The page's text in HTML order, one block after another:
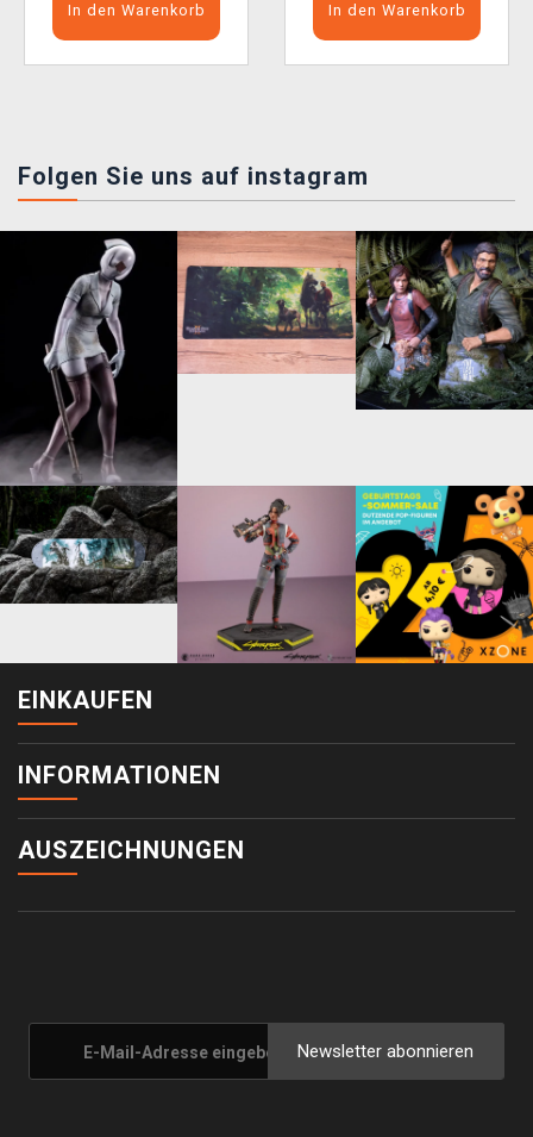
In den Warenkorb In den Warenkorb
Folgen Sie uns auf instagram
EINKAUFEN
INFORMATIONEN
AUSZEICHNUNGEN
Newsletter abonnieren